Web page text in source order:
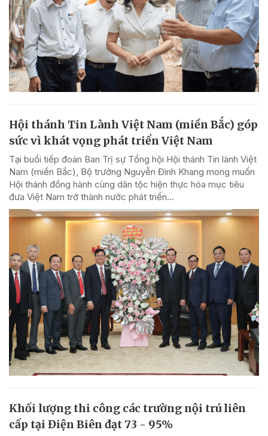
Hội thánh Tin Lành Việt Nam (miền Bắc) góp
sức vì khát vọng phát triển Việt Nam
Tại buổi tiếp đoàn Ban Trị sự Tổng hội Hội thánh Tin lành Việt
Nam (miền Bắc), Bộ trưởng Nguyễn Đình Khang mong muốn
Hội thánh đồng hành cùng dân tộc hiện thực hóa mục tiêu
đưa Việt Nam trở thành nước phát triển...
Khối lượng thi công các trường nội trú liên
cấp tại Điện Biên đạt 73 - 95%